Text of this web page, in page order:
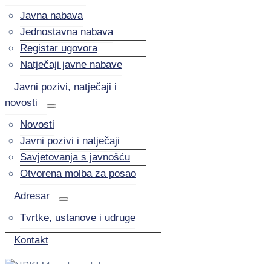
Javna nabava
Jednostavna nabava
Registar ugovora
Natječaji javne nabave
Javni pozivi, natječaji i
novosti
Novosti
Javni pozivi i natječaji
Savjetovanja s javnošću
Otvorena molba za posao
Adresar
Tvrtke, ustanove i udruge
Kontakt